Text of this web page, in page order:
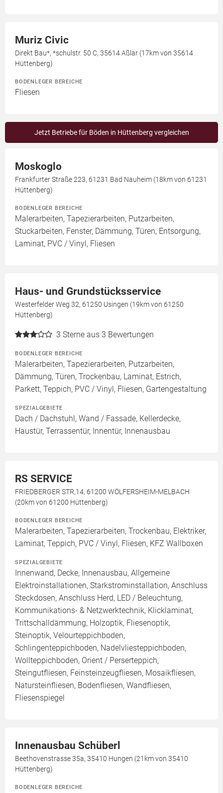
Muriz Civic
Direkt Bau*, *schulstr. 50 C, 35614 Aßlar (17km von 35614
Hüttenberg)
BODENLEGER BEREICHE
Fliesen
Jetzt Betriebe für Böden in Hüttenberg vergleichen
Moskoglo
Frankfurter Straße 223, 61231 Bad Nauheim (18km von 61231
Hüttenberg)
BODENLEGER BEREICHE
Malerarbeiten, Tapezierarbeiten, Putzarbeiten,
Stuckarbeiten, Fenster, Dämmung, Türen, Entsorgung,
Laminat, PVC / Vinyl, Fliesen
Haus- und Grundstücksservice
Westerfelder Weg 32, 61250 Usingen (19km von 61250
Hüttenberg)
3 Sterne aus 3 Bewertungen
BODENLEGER BEREICHE
Malerarbeiten, Tapezierarbeiten, Putzarbeiten,
Dämmung, Türen, Trockenbau, Laminat, Estrich,
Parkett, Teppich, PVC / Vinyl, Fliesen, Gartengestaltung
SPEZIALGEBIETE
Dach / Dachstuhl, Wand / Fassade, Kellerdecke,
Haustür, Terrassentür, Innentür, Innenausbau
RS SERVICE
FRIEDBERGER STR,14, 61200 WÖLFERSHEIM-MELBACH
(20km von 61200 Hüttenberg)
BODENLEGER BEREICHE
Malerarbeiten, Tapezierarbeiten, Trockenbau, Elektriker,
Laminat, Teppich, PVC / Vinyl, Fliesen, KFZ Wallboxen
SPEZIALGEBIETE
Innenwand, Decke, Innenausbau, Allgemeine
Elektroinstallationen, Starkstrominstallation, Anschluss
Steckdosen, Anschluss Herd, LED / Beleuchtung,
Kommunikations- & Netzwerktechnik, Klicklaminat,
Trittschalldämmung, Holzoptik, Fliesenoptik,
Steinoptik, Velourteppichboden,
Schlingenteppichboden, Nadelvliesteppichboden,
Wollteppichboden, Orient / Perserteppich,
Steingutfliesen, Feinsteinzeugfliesen, Mosaikfliesen,
Natursteinfliesen, Bodenfliesen, Wandfliesen,
Fliesenspiegel
Innenausbau Schüberl
Beethovenstrasse 35a, 35410 Hungen (21km von 35410
Hüttenberg)
BODENLEGER BEREICHE